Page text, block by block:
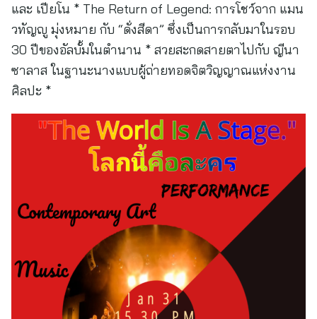
และ เปียโน * The Return of Legend: การโชว์จาก แมน
วทัญญู มุ่งหมาย กับ “ดั่งสีดา” ซึ่งเป็นการกลับมาในรอบ
30 ปีของอัลบั้มในตำนาน * สวยสะกดสายตาไปกับ ญีนา
ซาลาส ในฐานะนางแบบผู้ถ่ายทอดจิตวิญญาณแห่งงาน
ศิลปะ *